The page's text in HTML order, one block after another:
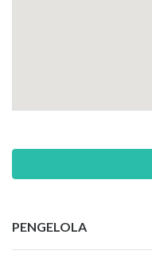
PENGELOLA